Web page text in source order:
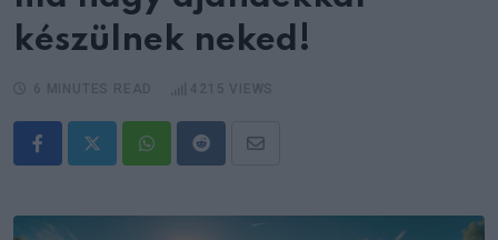
készülnek neked!
WhatsappRedditShare
Email